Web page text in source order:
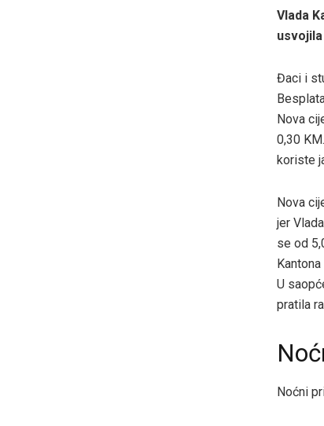
Vlada
Đaci i
Nova
0,30
koriste
Nova
jer
se od
Kantona
U
pratila
Noćni